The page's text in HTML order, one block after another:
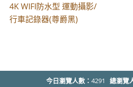
4K WIFI防水型 運動攝影/
行車記錄器(尊爵黑)
今日瀏覽人數： 4291 總瀏覽